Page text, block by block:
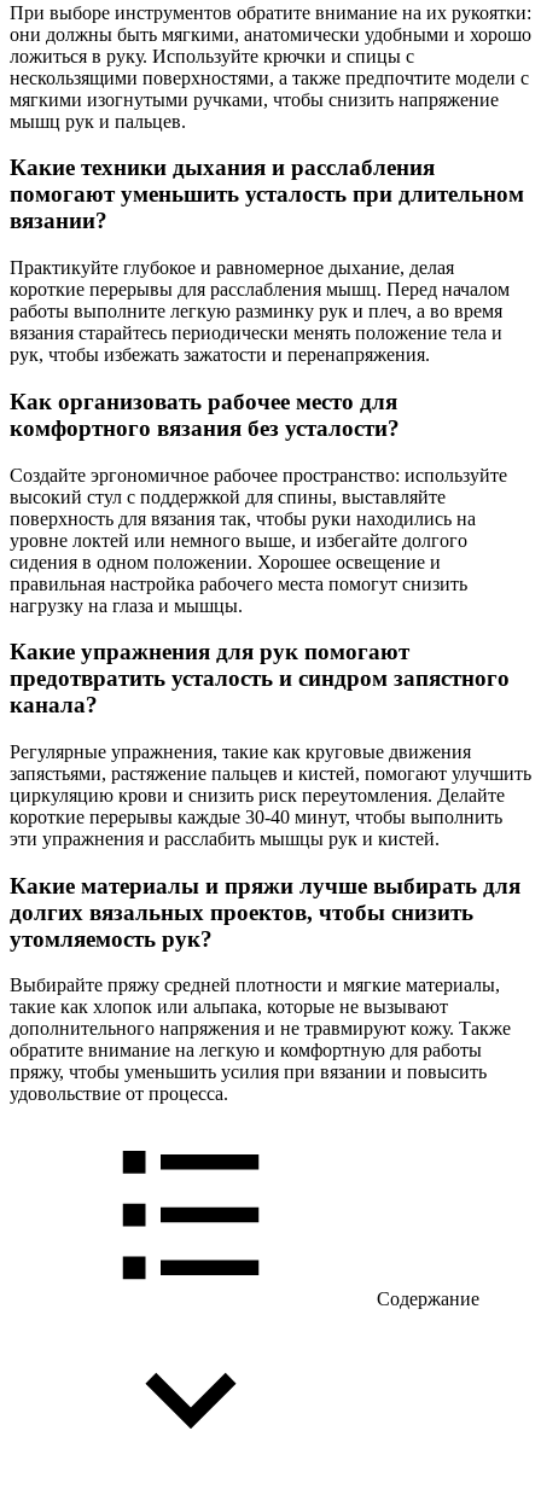
При выборе инструментов обратите внимание на их рукоятки:
они должны быть мягкими, анатомически удобными и хорошо
ложиться в руку. Используйте крючки и спицы с
нескользящими поверхностями, а также предпочтите модели с
мягкими изогнутыми ручками, чтобы снизить напряжение
мышц рук и пальцев.
Какие техники дыхания и расслабления
помогают уменьшить усталость при длительном
вязании?
Практикуйте глубокое и равномерное дыхание, делая
короткие перерывы для расслабления мышц. Перед началом
работы выполните легкую разминку рук и плеч, а во время
вязания старайтесь периодически менять положение тела и
рук, чтобы избежать зажатости и перенапряжения.
Как организовать рабочее место для
комфортного вязания без усталости?
Создайте эргономичное рабочее пространство: используйте
высокий стул с поддержкой для спины, выставляйте
поверхность для вязания так, чтобы руки находились на
уровне локтей или немного выше, и избегайте долгого
сидения в одном положении. Хорошее освещение и
правильная настройка рабочего места помогут снизить
нагрузку на глаза и мышцы.
Какие упражнения для рук помогают
предотвратить усталость и синдром запястного
канала?
Регулярные упражнения, такие как круговые движения
запястьями, растяжение пальцев и кистей, помогают улучшить
циркуляцию крови и снизить риск переутомления. Делайте
короткие перерывы каждые 30-40 минут, чтобы выполнить
эти упражнения и расслабить мышцы рук и кистей.
Какие материалы и пряжи лучше выбирать для
долгих вязальных проектов, чтобы снизить
утомляемость рук?
Выбирайте пряжу средней плотности и мягкие материалы,
такие как хлопок или альпака, которые не вызывают
дополнительного напряжения и не травмируют кожу. Также
обратите внимание на легкую и комфортную для работы
пряжу, чтобы уменьшить усилия при вязании и повысить
удовольствие от процесса.
Содержание